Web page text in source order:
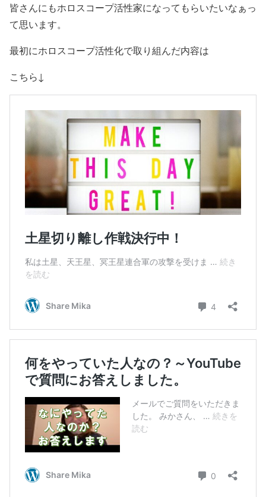
皆さんにもホロスコープ活性家になってもらいたいなぁっ
て思います。
最初にホロスコープ活性化で取り組んだ内容は
こちら↓